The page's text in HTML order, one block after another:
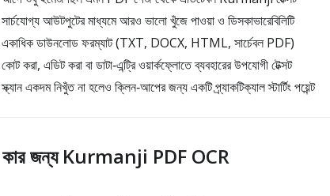
সার্চযোগ্য আউটপুটের মাধ্যমে আরও ভালো খুঁজে পাওয়া ও ডিসকাভারেবিলিটি
একাধিক ডাউনলোড ফরম্যাট (TXT, DOCX, HTML, সার্চেবল PDF)
কোট করা, এডিট করা বা ডাটা‑এন্ট্রি ওয়ার্কফ্লোতে ব্যবহারের উপযোগী টেক্সট
স্ক্যান একদম নিখুঁত না হলেও ক্লিন‑আপের জন্য একটি প্র্যাকটিক্যাল স্টার্টিং পয়েন্ট
কার জন্য Kurmanji PDF OCR